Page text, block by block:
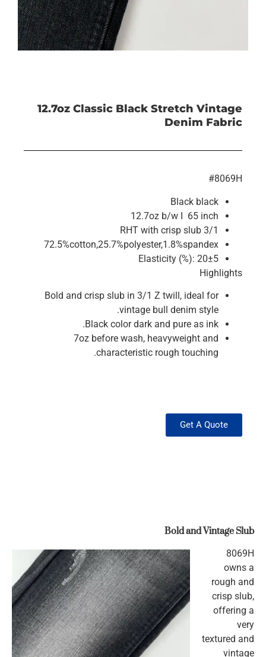
12.7oz Classic Black Stretch Vintage
Denim Fabric
#8069H
Black black
12.7oz b/w I 65 inch
3/1 RHT with crisp slub
72.5%cotton,25.7%polyester,1.8%spandex
Elasticity (%): 20±5
Highlights
Bold and crisp slub in 3/1 Z twill, ideal for
vintage bull denim style.
Black color dark and pure as ink.
7oz before wash, heavyweight and
characteristic rough touching.
Get A Quote
Bold and Vintage Slub
8069H
owns a
rough and
crisp slub,
offering a
very
textured and
vintage